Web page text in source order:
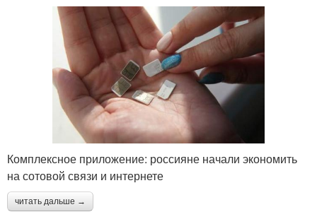
Комплексное приложение: россияне начали экономить
на сотовой связи и интернете
читать дальше →